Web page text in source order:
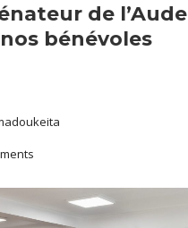
de l’Aude
bénévoles